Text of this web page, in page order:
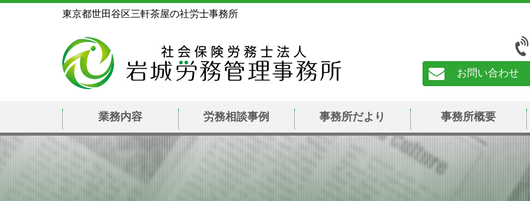
東京都世田谷区三軒茶屋の社労士事務所
お問い合わせ
業務内容 労務相談事例 事務所だより 事務所概要